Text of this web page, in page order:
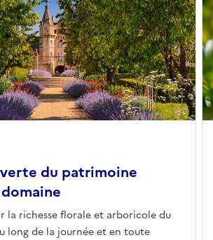
du patrimoine
la richesse florale et arboricole du
long de la journée et en toute